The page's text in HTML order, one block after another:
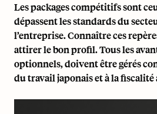
Les packages compétitifs sont
dépassent les standards du
l’entreprise. Connaître ces
attirer le bon profil. Tous les
optionnels, doivent être gérés
du travail japonais et à la